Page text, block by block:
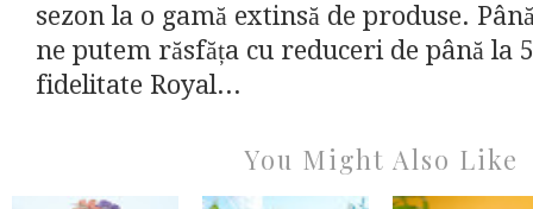
sezon la o gamă extinsă de produse.
ne putem răsfăța cu reduceri de până la
fidelitate Royal...
You Might Also Like